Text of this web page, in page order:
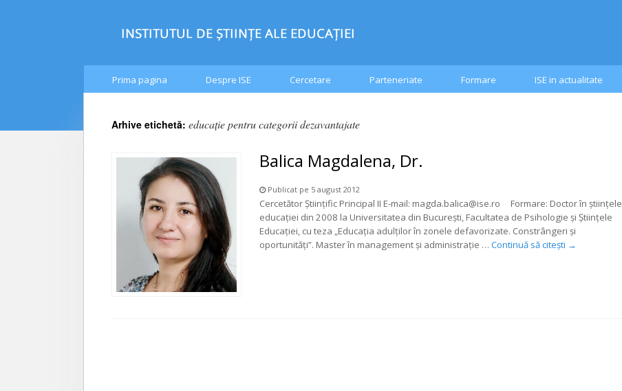
Prima pagina Despre ISE Cercetare Parteneriate Formare ISE in actualitate
Arhive etichetă: educaţie pentru categorii dezavantajate
Balica Magdalena, Dr.
Publicat pe 5 august 2012
Cercetător Științific Principal II E-mail: magda.balica@ise.ro Formare: Doctor în ştiinţele
educaţiei din 2008 la Universitatea din Bucureşti, Facultatea de Psihologie şi Ştiinţele
Educaţiei, cu teza „Educaţia adulţilor în zonele defavorizate. Constrângeri şi
oportunităţi”. Master în management şi administraţie … Continuă să citești →